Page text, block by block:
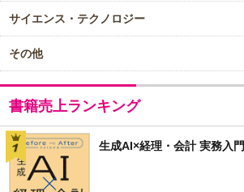
サイエンス・テクノロジー
その他
書籍売上ランキング
生成AI×経理・会計 実務入門